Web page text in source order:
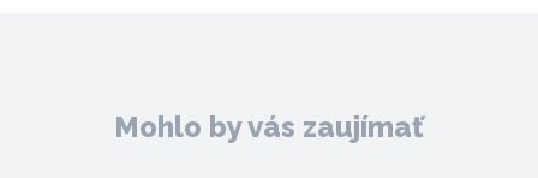
Mohlo by vás zaujímať